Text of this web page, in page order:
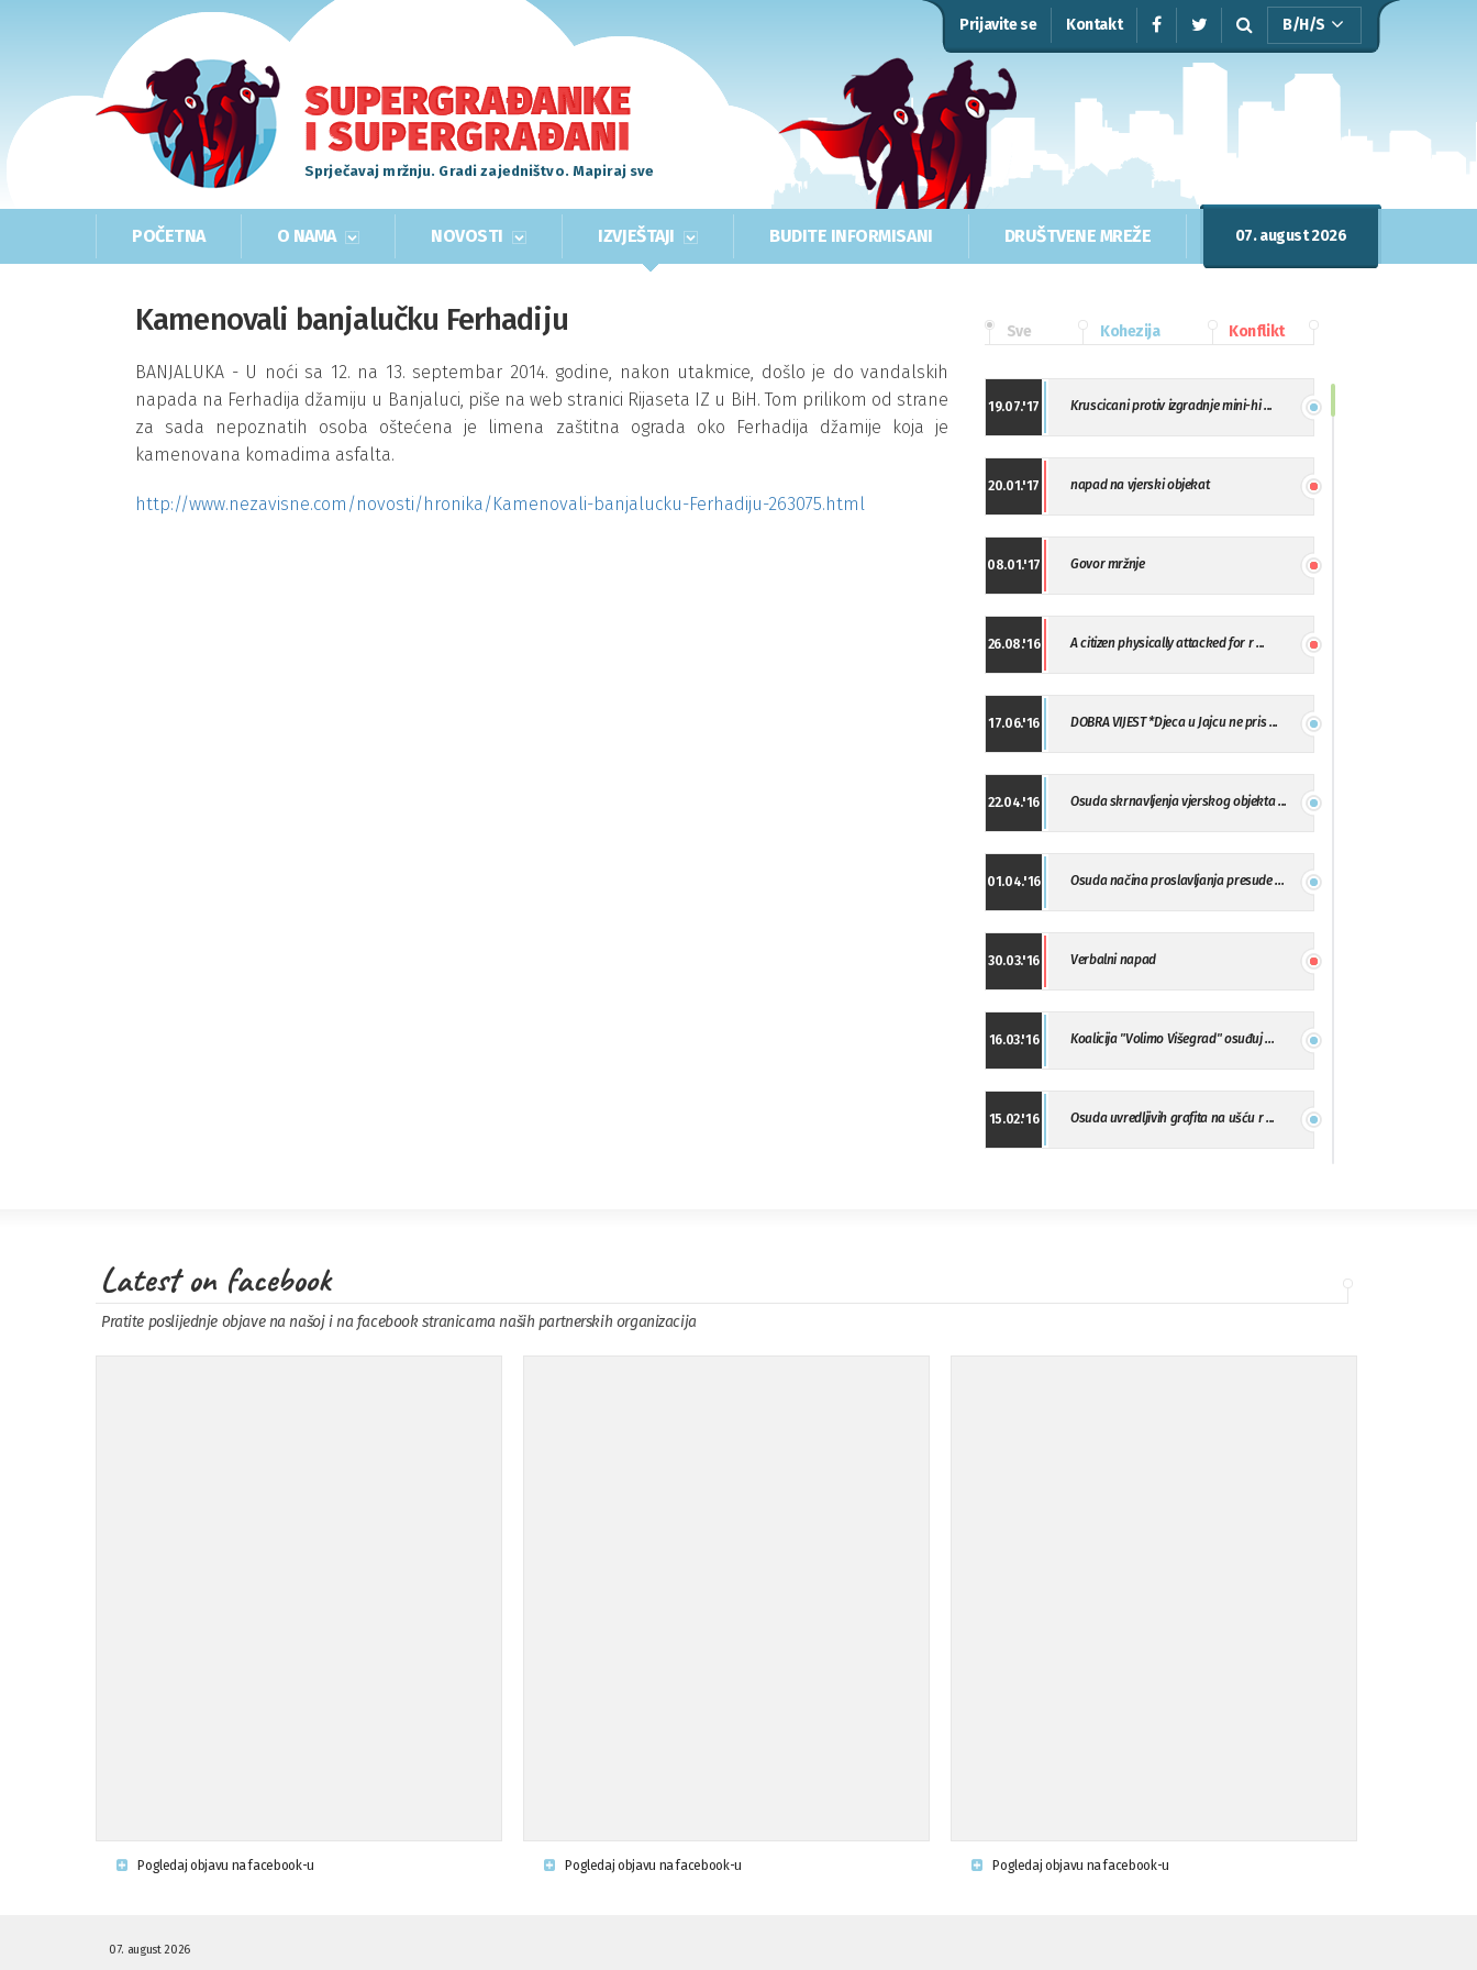
Prijavite se Kontakt B/H/S
Sprječavaj mržnju. Gradi zajedništvo. Mapiraj sve
POČETNA O NAMA NOVOSTI IZVJEŠTAJI BUDITE INFORMISANI DRUŠTVENE MREŽE 07. august 2026
Kamenovali banjalučku Ferhadiju
BANJALUKA - U noći sa 12. na 13. septembar 2014. godine, nakon utakmice, došlo je do vandalskih
napada na Ferhadija džamiju u Banjaluci, piše na web stranici Rijaseta IZ u BiH. Tom prilikom od strane
za sada nepoznatih osoba oštećena je limena zaštitna ograda oko Ferhadija džamije koja je
kamenovana komadima asfalta.
http://www.nezavisne.com/novosti/hronika/Kamenovali-banjalucku-Ferhadiju-263075.html
Sve Kohezija Konflikt
19.07.'17 Kruscicani protiv izgradnje mini-hi ...
20.01.'17 napad na vjerski objekat
08.01.'17 Govor mržnje
26.08.'16 A citizen physically attacked for r ...
17.06.'16 DOBRA VIJEST *Djeca u Jajcu ne pris ...
22.04.'16 Osuda skrnavljenja vjerskog objekta ...
01.04.'16 Osuda načina proslavljanja presude ...
30.03.'16 Verbalni napad
16.03.'16 Koalicija "Volimo Višegrad" osuđuj ...
15.02.'16 Osuda uvredljivih grafita na ušću r ...
09.11.'15 Osuda incidenta tokom dženaze na Pe ...
Latest on facebook
Pratite poslijednje objave na našoj i na facebook stranicama naših partnerskih organizacija
Pogledaj objavu na facebook-u Pogledaj objavu na facebook-u Pogledaj objavu na facebook-u
07. august 2026